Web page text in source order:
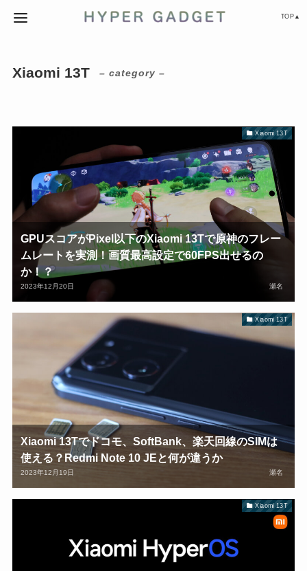
TOP▲
Xiaomi 13T – category –
Xiaomi 13T
GPUスコアがPixel以下のXiaomi 13Tで原神のフレー
ムレートを実測！画質最高設定で60FPS出せるの
か！？
2023年12月20日 瀬名
Xiaomi 13T
Xiaomi 13Tでドコモ、SoftBank、楽天回線のSIMは
使える？Redmi Note 10 JEと何が違うか
2023年12月19日 瀬名
Xiaomi 13T